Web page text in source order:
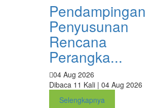
Pendampingan
Penyusunan
Rencana
Perangka...
04 Aug 2026
Dibaca 11 Kali | 04 Aug 2026
Selengkapnya